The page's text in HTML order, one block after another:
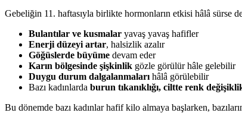
Gebeliğin 11. haftasıyla birlikte hormonların etkisi hâlâ sürse
Bulantılar ve kusmalar yavaş yavaş hafifler
Enerji düzeyi artar, halsizlik azalır
Göğüslerde büyüme devam eder
Karın bölgesinde şişkinlik gözle görülür hâle gelebilir
Duygu durum dalgalanmaları hâlâ görülebilir
Bazı kadınlarda burun tıkanıklığı, ciltte renk
Bu dönemde bazı kadınlar hafif kilo almaya başlarken,